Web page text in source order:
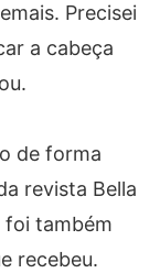
Precisei
a cabeça
de forma
revista Bella
foi também
recebeu.